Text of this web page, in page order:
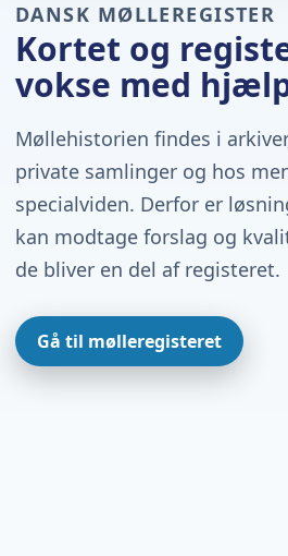
DANSK MØLLEREGISTER
Kortet og
vokse med
Møllehistorien findes i
private samlinger og hos
specialviden. Derfor er
kan modtage forslag og
de bliver en del af registeret.
Gå til mølleregisteret